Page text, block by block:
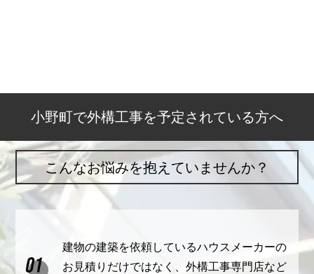
小野町で外構工事を予定されている方へ
こんなお悩みを抱えていませんか？
建物の建築を依頼しているハウスメーカーの
お見積りだけではなく、外構工事専門店など